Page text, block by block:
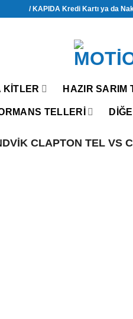
/ KAPIDA Kredi Kartı ya da
KITLER HAZIR SARIM
TELLERİ
CLAPTON TEL VS